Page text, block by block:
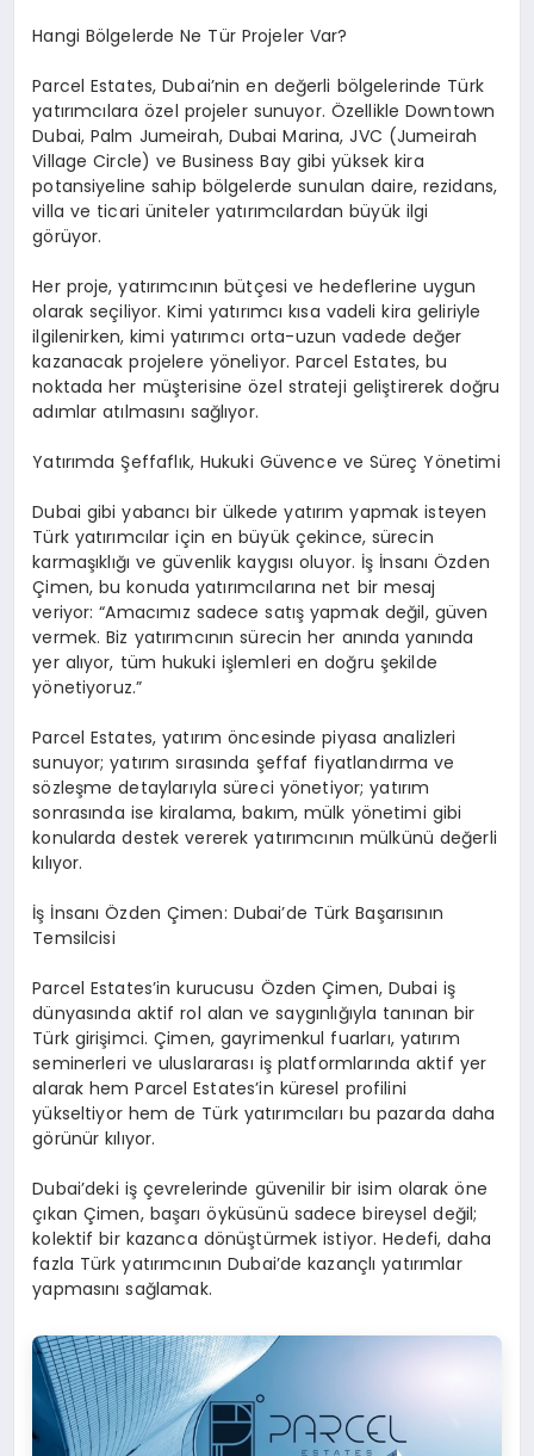
Hangi Bölgelerde Ne Tür Projeler Var?
Parcel Estates, Dubai’nin en değerli bölgelerinde Türk
yatırımcılara özel projeler sunuyor. Özellikle Downtown
Dubai, Palm Jumeirah, Dubai Marina, JVC (Jumeirah
Village Circle) ve Business Bay gibi yüksek kira
potansiyeline sahip bölgelerde sunulan daire, rezidans,
villa ve ticari üniteler yatırımcılardan büyük ilgi
görüyor.
Her proje, yatırımcının bütçesi ve hedeflerine uygun
olarak seçiliyor. Kimi yatırımcı kısa vadeli kira geliriyle
ilgilenirken, kimi yatırımcı orta-uzun vadede değer
kazanacak projelere yöneliyor. Parcel Estates, bu
noktada her müşterisine özel strateji geliştirerek doğru
adımlar atılmasını sağlıyor.
Yatırımda Şeffaflık, Hukuki Güvence ve Süreç Yönetimi
Dubai gibi yabancı bir ülkede yatırım yapmak isteyen
Türk yatırımcılar için en büyük çekince, sürecin
karmaşıklığı ve güvenlik kaygısı oluyor. İş İnsanı Özden
Çimen, bu konuda yatırımcılarına net bir mesaj
veriyor: “Amacımız sadece satış yapmak değil, güven
vermek. Biz yatırımcının sürecin her anında yanında
yer alıyor, tüm hukuki işlemleri en doğru şekilde
yönetiyoruz.”
Parcel Estates, yatırım öncesinde piyasa analizleri
sunuyor; yatırım sırasında şeffaf fiyatlandırma ve
sözleşme detaylarıyla süreci yönetiyor; yatırım
sonrasında ise kiralama, bakım, mülk yönetimi gibi
konularda destek vererek yatırımcının mülkünü değerli
kılıyor.
İş İnsanı Özden Çimen: Dubai’de Türk Başarısının
Temsilcisi
Parcel Estates’in kurucusu Özden Çimen, Dubai iş
dünyasında aktif rol alan ve saygınlığıyla tanınan bir
Türk girişimci. Çimen, gayrimenkul fuarları, yatırım
seminerleri ve uluslararası iş platformlarında aktif yer
alarak hem Parcel Estates’in küresel profilini
yükseltiyor hem de Türk yatırımcıları bu pazarda daha
görünür kılıyor.
Dubai’deki iş çevrelerinde güvenilir bir isim olarak öne
çıkan Çimen, başarı öyküsünü sadece bireysel değil;
kolektif bir kazanca dönüştürmek istiyor. Hedefi, daha
fazla Türk yatırımcının Dubai’de kazançlı yatırımlar
yapmasını sağlamak.